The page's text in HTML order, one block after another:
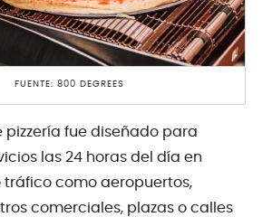
FUENTE: 800 DEGREES
pizzería fue diseñado para
las 24 horas del día en
tráfico como aeropuertos,
comerciales, plazas o calles